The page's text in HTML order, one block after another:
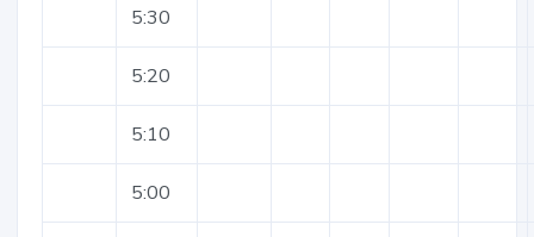
5:30
5:20
5:10
5:00